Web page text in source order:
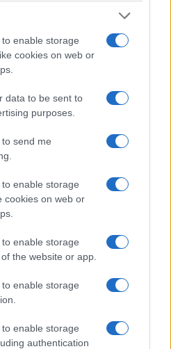
enable storage
cookies on web or
data to be sent to
purposes.
send me
enable storage
cookies on web or
enable storage
the website or app.
enable storage
enable storage
authentication
σήμερα η εικόνα – Σε
η καμένη έκταση